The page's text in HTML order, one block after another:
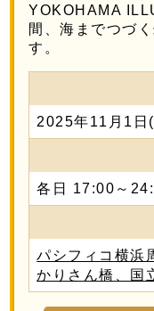
YOKOHAMA
間、海までつづ
す。
2025年11月1日
各日 17:00～
パシフィコ横浜
かりさん橋、国